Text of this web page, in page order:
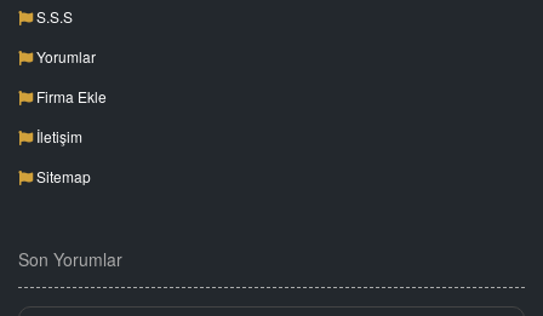
S.S.S
Yorumlar
Firma Ekle
İletişim
Sitemap
Son Yorumlar